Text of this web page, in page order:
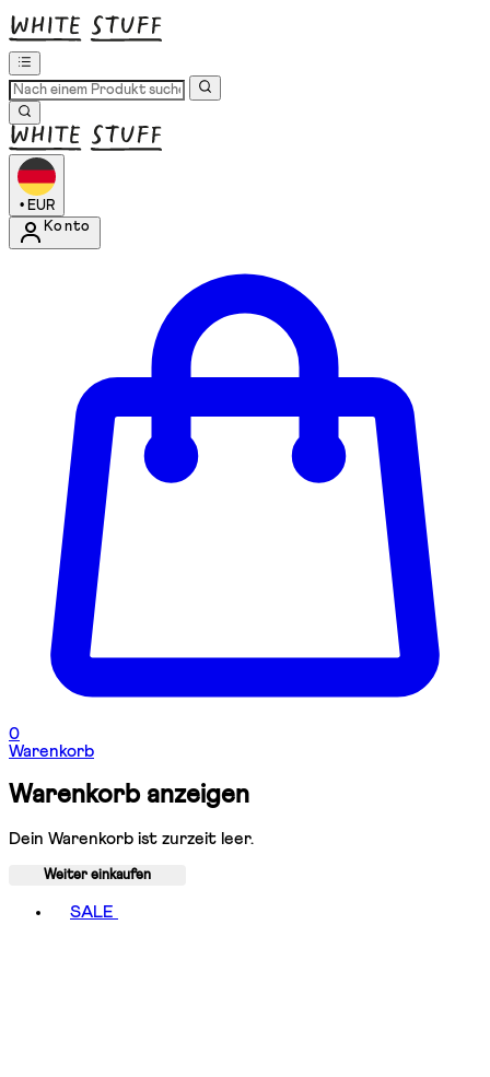
• EUR
Konto
0
Warenkorb
Warenkorb anzeigen
Dein Warenkorb ist zurzeit leer.
Weiter einkaufen
SALE